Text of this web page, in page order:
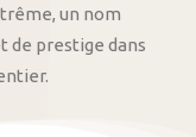
un nom
de prestige dans